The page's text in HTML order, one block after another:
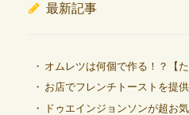
最新記事
オムレツは何個で作る！？【
お店でフレンチトーストを提
ドゥエインジョンソンが超お